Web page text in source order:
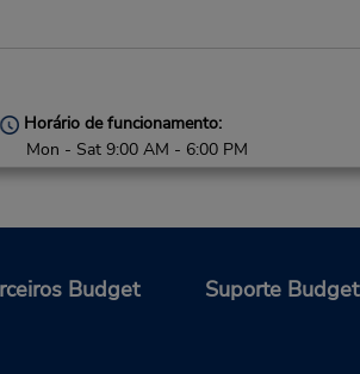
Horário de funcionamento:
Mon - Sat 9:00 AM - 6:00 PM
Budget Suporte Budget